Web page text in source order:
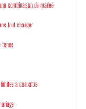
combinaison de mariée
tout changer
tenue
à connaître